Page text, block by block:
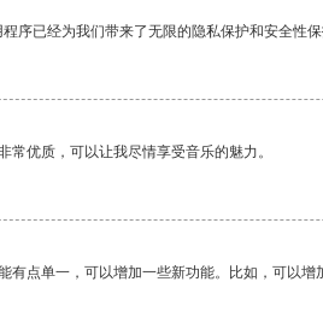
序已经为我们带来了无限的隐私保护和安全性保
常优质，可以让我尽情享受音乐的魅力。
有点单一，可以增加一些新功能。比如，可以